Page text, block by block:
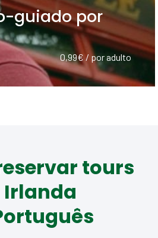
guiado por
0,99€ / por adulto
tours
Irlanda